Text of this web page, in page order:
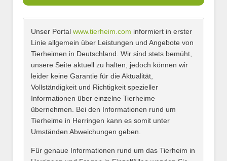
Name*
E-Mail*
Name des Tierheims*
Unser Portal www.tierheim.com informiert in erster
Linie allgemein über Leistungen und Angebote von
Tierheimen in Deutschland. Wir sind stets bemüht,
unsere Seite aktuell zu halten, jedoch können wir
leider keine Garantie für die Aktualität,
Vollständigkeit und Richtigkeit spezieller
Informationen über einzelne Tierheime
übernehmen. Bei den Informationen rund um
Tierheime in Herringen kann es somit unter
Umständen Abweichungen geben.
Für genaue Informationen rund um das Tierheim in